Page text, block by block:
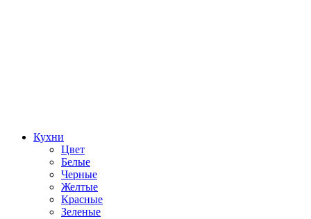
Кухни
Цвет
Белые
Черные
Желтые
Красные
Зеленые